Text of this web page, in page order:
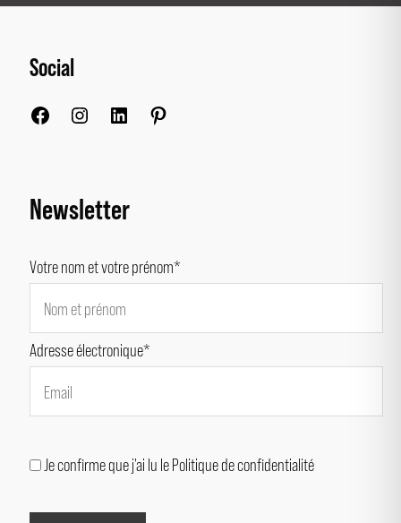
Social
Facebook
Newsletter
Votre nom et votre prénom*
Adresse électronique*
Je confirme que j'ai lu le Politique de confidentialité